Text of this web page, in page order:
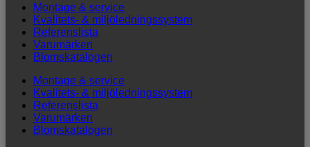
Montage & service
Kvalitets- & miljöledningssystem
Referenslista
Varumärken
Blomskatalogen
Montage & service
Kvalitets- & miljöledningssystem
Referenslista
Varumärken
Blomskatalogen